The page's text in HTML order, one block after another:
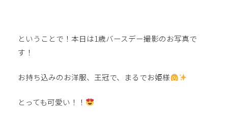
ということで！本日は1歳バースデー撮影のお写真で
す！
お持ち込みのお洋服、王冠で、まるでお姫様
とっても可愛い！！